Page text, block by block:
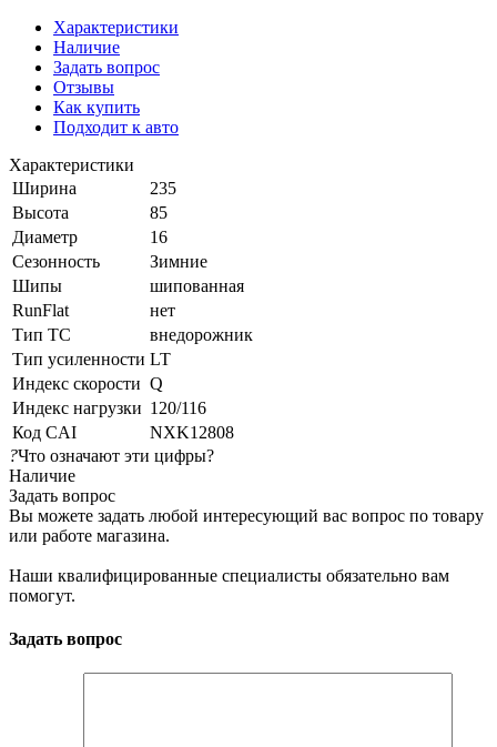
Характеристики
Наличие
Задать вопрос
Отзывы
Как купить
Подходит к авто
Характеристики
Ширина
235
Высота
85
Диаметр
16
Сезонность
Зимние
Шипы
шипованная
RunFlat
нет
Тип ТС
внедорожник
Тип усиленности LT
Индекс скорости Q
Индекс нагрузки 120/116
Код CAI
NXK12808
?Что означают эти цифры?
Наличие
Задать вопрос
Вы можете задать любой интересующий вас вопрос по товару
или работе магазина.
Наши квалифицированные специалисты обязательно вам
помогут.
Задать вопрос